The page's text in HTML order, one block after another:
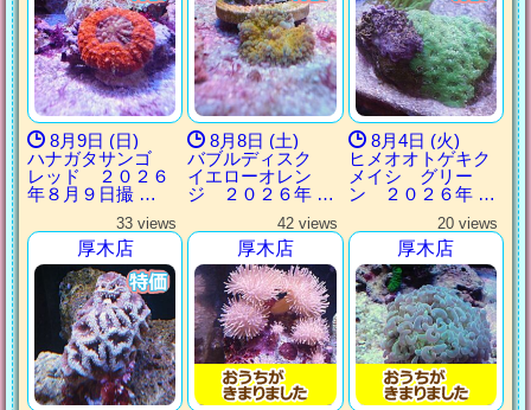
8月9日 (日)
ハナガタサンゴ
レッド ２０２６
年８月９日撮 …
8月8日 (土)
バブルディスク
イエローオレン
ジ ２０２６年 …
8月4日 (火)
ヒメオオトゲキク
メイシ グリー
ン ２０２６年 …
33 views
厚木店
42 views
厚木店
20 views
厚木店